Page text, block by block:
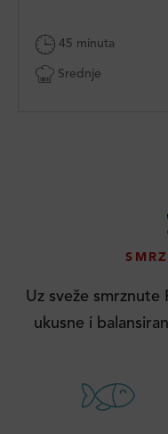
45 minuta
Srednje
Uz sveže
ukusne i